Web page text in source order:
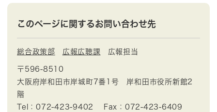
このページに関するお問い合わせ先
総合政策部 広報広聴課 広報担当
〒596-8510
大阪府岸和田市岸城町7番1号 岸和田市役所新館2
階
Tel：072-423-9402
Fax：072-423-6409